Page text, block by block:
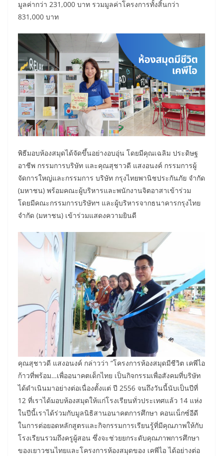
มูลค่ากว่า 231,000 บาท รวมมูลค่าโครงการทั้งสิ้นกว่า
831,000 บาท
พิธีมอบห้องสมุดได้จัดขึ้นอย่างอบอุ่น โดยมีคุณเฉลิม ประดิษฐ
อาชีพ กรรมการบริษัท และคุณสุชาวดี แสงอนงค์ กรรมการผู้
จัดการใหญ่และกรรมการ บริษัท กรุงไทยพานิชประกันภัย จำกัด
(มหาชน) พร้อมคณะผู้บริหารและพนักงานจิตอาสาเข้าร่วม
โดยมีคณะกรรมการบริษัทฯ และผู้บริหารจากธนาคารกรุงไทย
จำกัด (มหาชน) เข้าร่วมแสดงความยินดี
คุณสุชาวดี แสงอนงค์ กล่าวว่า “โครงการห้องสมุดมีชีวิต เคพีไอ
ก้าวที่พร้อม…เพื่ออนาคตเด็กไทย เป็นกิจกรรมเพื่อสังคมที่บริษัท
ได้ดำเนินมาอย่างต่อเนื่องตั้งแต่ ปี 2556 จนถึงวันนี้นับเป็นปีที่
12 ที่เราได้มอบห้องสมุดให้แก่โรงเรียนทั่วประเทศแล้ว 14 แห่ง
ในปีนี้เราได้ร่วมกับมูลนิธิสานอนาคตการศึกษา คอนเน็กซ์อีดี
ในการต่อยอดหลักสูตรและกิจกรรมการเรียนรู้ที่มีคุณภาพให้กับ
โรงเรียนรวมถึงครูผู้สอน ซึ่งจะช่วยยกระดับคุณภาพการศึกษา
ของเยาวชนไทยและโครงการห้องสมุดของ เคพีไอ ได้อย่างต่อ